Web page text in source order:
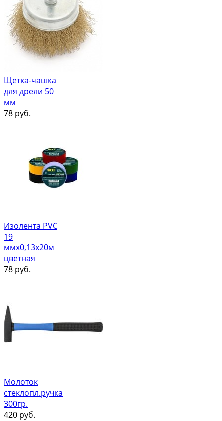
Щетка-чашка
для дрели 50
мм
78 руб.
Изолента PVC
19
ммх0,13х20м
цветная
78 руб.
Молоток
стеклопл.ручка
300гр.
420 руб.